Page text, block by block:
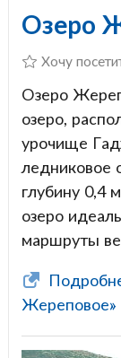
Озеро
Хочу
Озеро
озеро,
урочище
ледниковое
глубину 0,4
озеро
маршруты
Жереповое»